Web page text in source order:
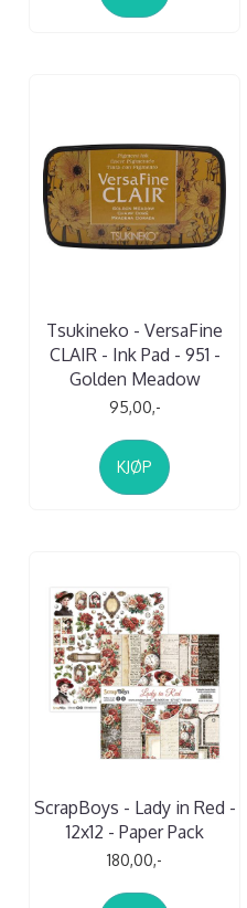
Tsukineko - VersaFine
CLAIR - Ink Pad - 951 -
Golden Meadow
95,00,-
KJØP
ScrapBoys - Lady in Red -
12x12 - Paper Pack
180,00,-